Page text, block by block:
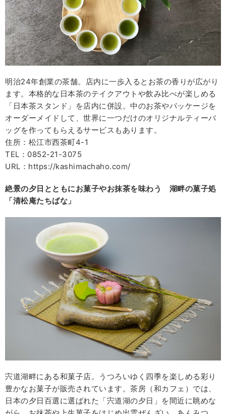
明治24年創業の茶舗。店内に一歩入るとお茶の香りが広がり
ます。本格的な日本茶のテイクアウトや飲み比べが楽しめる
「日本茶スタンド」を店内に併設。中のお茶やパッケージを
オーダーメイドして、世界に一つだけのオリジナルティーバ
ッグを作ってもらえるサービスもあります。
住所：松江市西茶町4-1
TEL：0852-21-3075
URL：https://kashimachaho.com/
絶景の夕日とともにお菓子やお抹茶を味わう 湖畔の菓子処
「清松庵たちばな」
宍道湖畔にある和菓子店。うつろいゆく四季を楽しめる彩り
豊かなお菓子が販売されています。茶房（和カフェ）では、
日本の夕日百選に選ばれた「宍道湖の夕日」を間近に眺めな